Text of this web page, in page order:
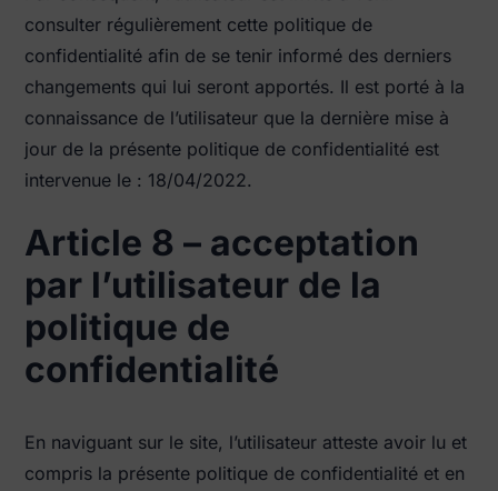
consulter régulièrement cette politique de
confidentialité afin de se tenir informé des derniers
changements qui lui seront apportés. Il est porté à la
connaissance de l’utilisateur que la dernière mise à
jour de la présente politique de confidentialité est
intervenue le : 18/04/2022.
Article 8 – acceptation
par l’utilisateur de la
politique de
confidentialité
En naviguant sur le site, l’utilisateur atteste avoir lu et
compris la présente politique de confidentialité et en